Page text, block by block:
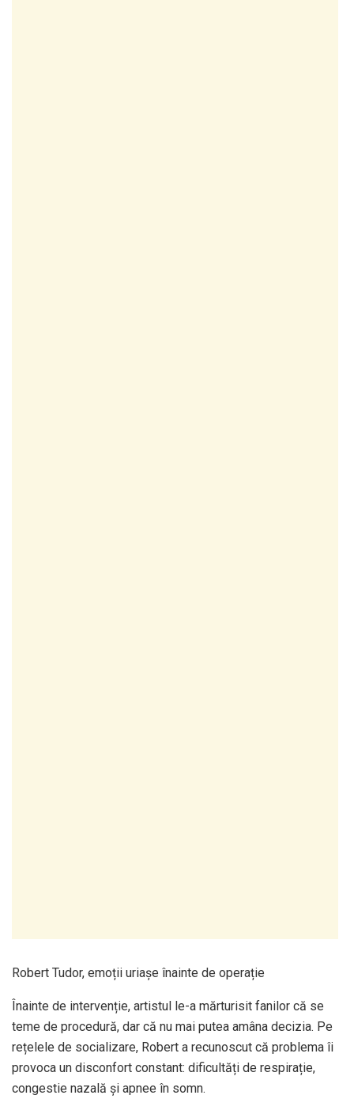
Robert Tudor, emoții uriașe înainte de operație
Înainte de intervenție, artistul le-a mărturisit fanilor că se
teme de procedură, dar că nu mai putea amâna decizia. Pe
rețelele de socializare, Robert a recunoscut că problema îi
provoca un disconfort constant: dificultăți de respirație,
congestie nazală și apnee în somn.